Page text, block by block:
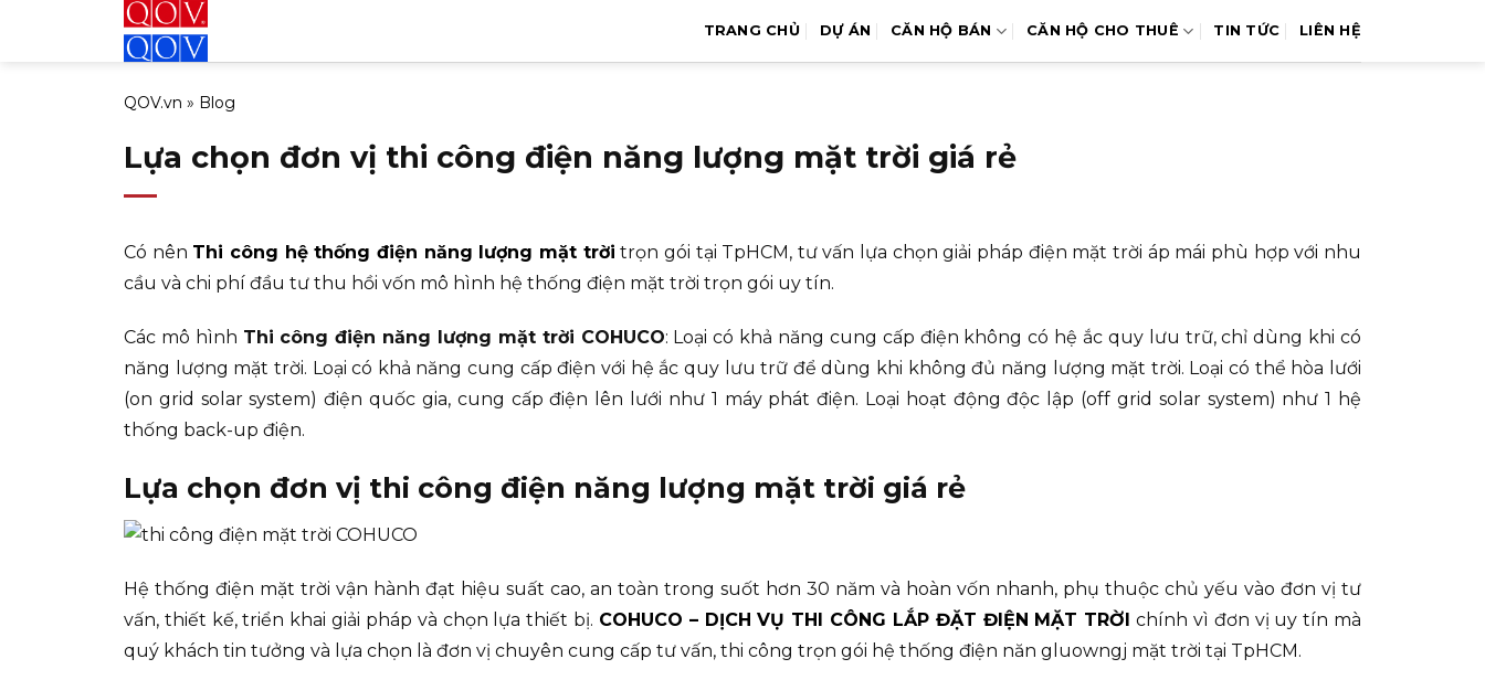
TRANG CHỦ DỰ ÁN CĂN HỘ BÁN CĂN HỘ CHO THUÊ TIN TỨC LIÊN HỆ
QOV.vn » Blog
Lựa chọn đơn vị thi công điện năng lượng mặt trời giá rẻ
Có nên Thi công hệ thống điện năng lượng mặt trời trọn gói tại TpHCM, tư vấn lựa chọn giải pháp điện mặt trời áp mái phù hợp với nhu
cầu và chi phí đầu tư thu hồi vốn mô hình hệ thống điện mặt trời trọn gói uy tín.
Các mô hình Thi công điện năng lượng mặt trời COHUCO: Loại có khả năng cung cấp điện không có hệ ắc quy lưu trữ, chỉ dùng khi có
năng lượng mặt trời. Loại có khả năng cung cấp điện với hệ ắc quy lưu trữ để dùng khi không đủ năng lượng mặt trời. Loại có thể hòa lưới
(on grid solar system) điện quốc gia, cung cấp điện lên lưới như 1 máy phát điện. Loại hoạt động độc lập (off grid solar system) như 1 hệ
thống back-up điện.
Lựa chọn đơn vị thi công điện năng lượng mặt trời giá rẻ
Hệ thống điện mặt trời vận hành đạt hiệu suất cao, an toàn trong suốt hơn 30 năm và hoàn vốn nhanh, phụ thuộc chủ yếu vào đơn vị tư
vấn, thiết kế, triển khai giải pháp và chọn lựa thiết bị. COHUCO – DỊCH VỤ THI CÔNG LẮP ĐẶT ĐIỆN MẶT TRỜI chính vì đơn vị uy tín mà
quý khách tin tưởng và lựa chọn là đơn vị chuyên cung cấp tư vấn, thi công trọn gói hệ thống điện năn gluowngj mặt trời tại TpHCM.